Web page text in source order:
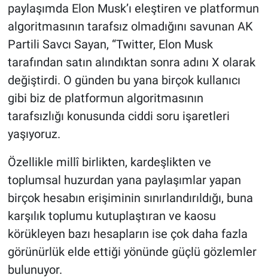
paylaşımda Elon Musk’ı eleştiren ve platformun
algoritmasının tarafsız olmadığını savunan AK
Partili Savcı Sayan, “Twitter, Elon Musk
tarafından satın alındıktan sonra adını X olarak
değiştirdi. O günden bu yana birçok kullanıcı
gibi biz de platformun algoritmasının
tarafsızlığı konusunda ciddi soru işaretleri
yaşıyoruz.
Özellikle millî birlikten, kardeşlikten ve
toplumsal huzurdan yana paylaşımlar yapan
birçok hesabın erişiminin sınırlandırıldığı, buna
karşılık toplumu kutuplaştıran ve kaosu
körükleyen bazı hesapların ise çok daha fazla
görünürlük elde ettiği yönünde güçlü gözlemler
bulunuyor.